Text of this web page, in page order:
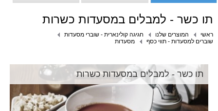
תו כשר - למבלים במסעדות כשרות
ראשי המוצרים שלנו
חגיגה קולינארית - שוברי מסעדות
שוברים למסעדות - תווי כסף
מסעדות
תו כשר - למבלים במסעדות כשרות